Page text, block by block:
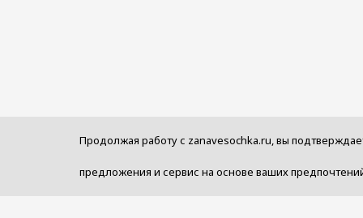
Продолжая работу с zanavesochka.ru, вы
предложения и сервис на основе ваших